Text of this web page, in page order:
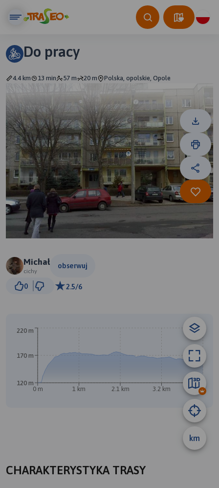
Do pracy
4.4 km 13 min 57 m 20 m Polska, opolskie, Opole
Michał
cichy
obserwuj
0 2.5/6
km
0 m 1 km 2.1 km 3.2 km 4.3 km
120 m
170 m
220 m
CHARAKTERYSTYKA TRASY